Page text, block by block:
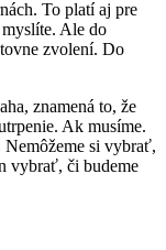
To platí aj pre
Ale do
zvolení. Do
znamená to, že
Ak musíme.
si vybrať,
vybrať, či budeme